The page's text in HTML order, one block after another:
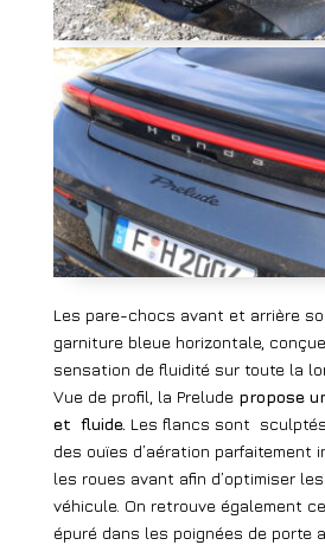
Les pare-chocs avant et arrière
garniture bleue horizontale,
sensation de fluidité sur toute la
Vue de profil, la Prelude propose
et fluide. Les flancs sont
des ouïes d’aération parfaitement
les roues avant afin d’optimiser
véhicule. On retrouve également
épuré dans les poignées de porte